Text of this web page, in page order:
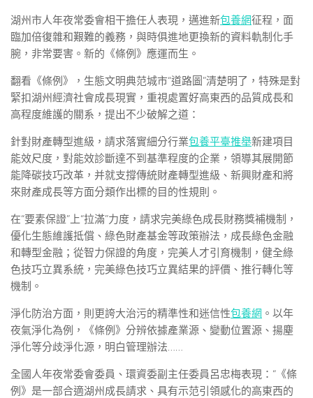
湖州市人年夜常委會相干擔任人表現，邁進新包養網征程，面
臨加倍復雜和艱難的義務，與時俱進地更換新的資料軌制化手
腕，非常要害。新的《條例》應運而生。
翻看《條例》，生態文明典范城市“道路圖”清楚明了，特殊是對
緊扣湖州經濟社會成長現實，重視處置好高東西的品質成長和
高程度維護的關系，提出不少破解之道：
針對財產轉型進級，請求落實細分行業包養平臺推舉新建項目
能效尺度，對能效診斷達不到基準程度的企業，領導其展開節
能降碳技巧改革，并就支撐傳統財產轉型進級、新興財產和將
來財產成長等方面分類作出標的目的性規則。
在“要素保證”上“拉滿”力度，請求完美綠色成長財務獎補機制，
優化生態維護抵償、綠色財產基金等政策辦法，成長綠色金融
和轉型金融；從智力保證的角度，完美人才引育機制，健全綠
色技巧立異系統，完美綠色技巧立異結果的評價、推行轉化等
機制。
淨化防治方面，則更誇大治污的精準性和迷信性包養網 。以年
夜氣淨化為例，《條例》分辨依據產業源、變動位置源、揚塵
淨化等分歧淨化源，明白管理辦法……
全國人年夜常委會委員、環資委副主任委員呂忠梅表現：“《條
例》是一部合適湖州成長請求、具有示范引領感化的高東西的